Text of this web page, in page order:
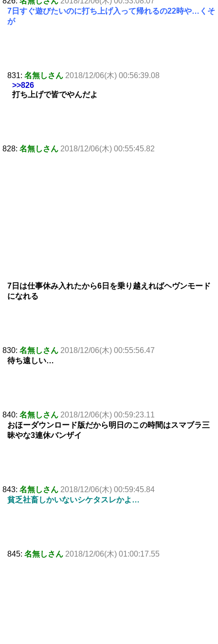
7日すぐ遊びたいのに打ち上げ入って帰れるの22時や…くそ
が
831: 名無しさん 2018/12/06(木) 00:56:39.08
>>826
打ち上げで皆でやんだよ
828: 名無しさん 2018/12/06(木) 00:55:45.82
7日は仕事休み入れたから6日を乗り越えればヘヴンモード
になれる
830: 名無しさん 2018/12/06(木) 00:55:56.47
待ち遠しい…
840: 名無しさん 2018/12/06(木) 00:59:23.11
おほーダウンロード版だから明日のこの時間はスマブラ三
昧やな3連休バンザイ
843: 名無しさん 2018/12/06(木) 00:59:45.84
貧乏社畜しかいないシケタスレかよ…
845: 名無しさん 2018/12/06(木) 01:00:17.55